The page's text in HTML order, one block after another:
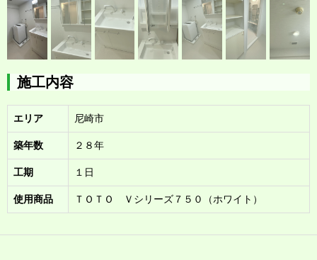
施工内容
エリア 尼崎市
築年数 ２８年
工期 １日
使用商品 ＴＯＴＯ Ｖシリーズ７５０（ホワイト）